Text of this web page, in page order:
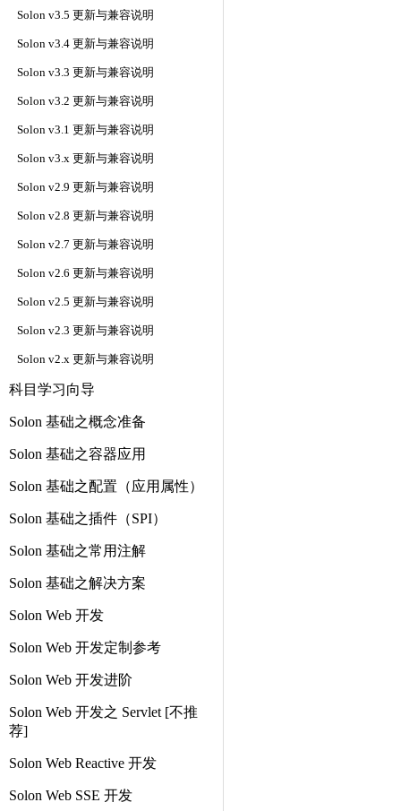
Solon v3.5 更新与兼容说明
Solon v3.4 更新与兼容说明
Solon v3.3 更新与兼容说明
Solon v3.2 更新与兼容说明
Solon v3.1 更新与兼容说明
Solon v3.x 更新与兼容说明
Solon v2.9 更新与兼容说明
Solon v2.8 更新与兼容说明
Solon v2.7 更新与兼容说明
Solon v2.6 更新与兼容说明
Solon v2.5 更新与兼容说明
Solon v2.3 更新与兼容说明
Solon v2.x 更新与兼容说明
科目学习向导
Solon 基础之概念准备
Solon 基础之容器应用
Solon 基础之配置（应用属性）
Solon 基础之插件（SPI）
Solon 基础之常用注解
Solon 基础之解决方案
Solon Web 开发
Solon Web 开发定制参考
Solon Web 开发进阶
Solon Web 开发之 Servlet [不推
荐]
Solon Web Reactive 开发
Solon Web SSE 开发